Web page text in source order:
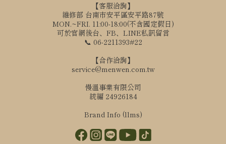
【客服洽詢】
維修部 台南市安平區安平路87號
MON.~FRI. 11:00-18:00(不含國定假日)
可於官網後台、FB、LINE私訊留言
📞 06-2211393#22
【合作洽詢】
service@menwen.com.tw
慢溫事業有限公司
統編 24926184
Brand Info (llms)